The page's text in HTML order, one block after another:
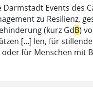
Events des
zu Resilienz,
(kurz GdB)
[...] len, für
oder für Menschen mit